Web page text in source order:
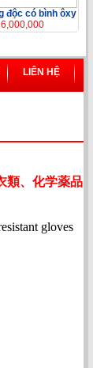
độc có bình ôxy
LIÊN HỆ
類、化学薬品
gloves